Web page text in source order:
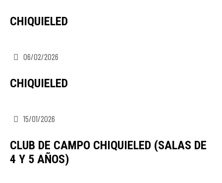
CHIQUIELED
06/02/2026
CHIQUIELED
15/01/2026
CLUB DE CAMPO CHIQUIELED (SALAS DE
4 Y 5 AÑOS)